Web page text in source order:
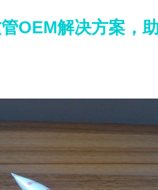
OEM解决方案，